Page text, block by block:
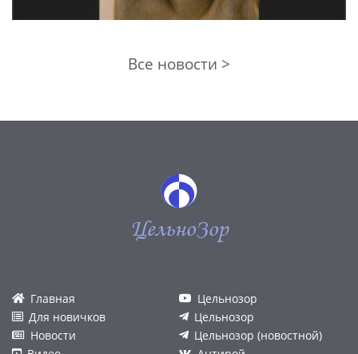
Все новости >
ЦельноЗор
Главная
Для новичков
Новости
Цельнозор
Цельнозор
Цельнозор (новостной)